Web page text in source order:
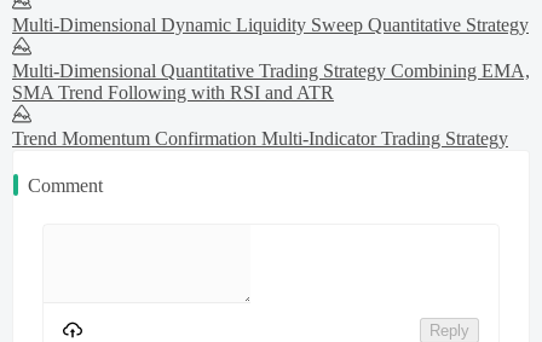
Multi-Dimensional Dynamic Liquidity Sweep Quantitative Strategy
Multi-Dimensional Quantitative Trading Strategy Combining EMA,
SMA Trend Following with RSI and ATR
Trend Momentum Confirmation Multi-Indicator Trading Strategy
Comment
Reply